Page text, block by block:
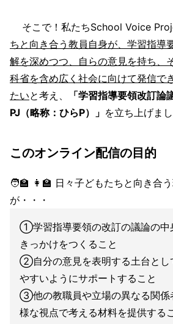
そこで！私たちSchool Voice
ちと向き合う教員自身が、学習指導
解を深めつつ、自らの意見を持ち、
科省を含め広く社会に向けて発信で
たいと考え、
「学習指導要領改訂論
PJ（略称：ひらP）」 を立ち上げまし
このオンライン配信の目的
🧑‍🏫 👩‍🏫 日々子どもたちと向き合
が・・・
①学習指導要領の改訂の議論の中
きっかけをつくること
②自分の意見を表明する土台とし
やすいようにサポートすること
③他の教職員や立場の異なる関係
様な視点で考える材料を提供する